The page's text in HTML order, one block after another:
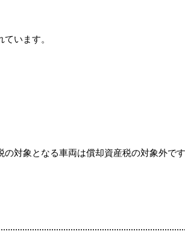
います。
対象となる車両は償却資産税の対象外です